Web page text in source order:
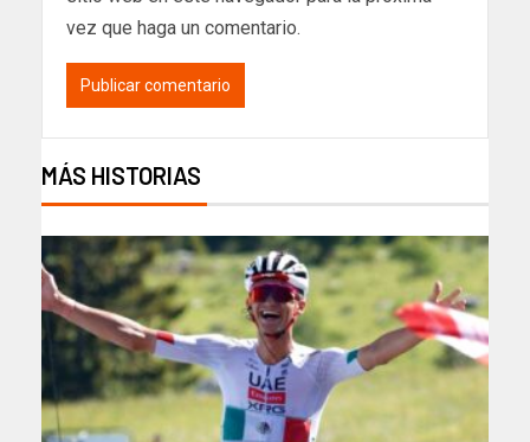
vez que haga un comentario.
MÁS HISTORIAS